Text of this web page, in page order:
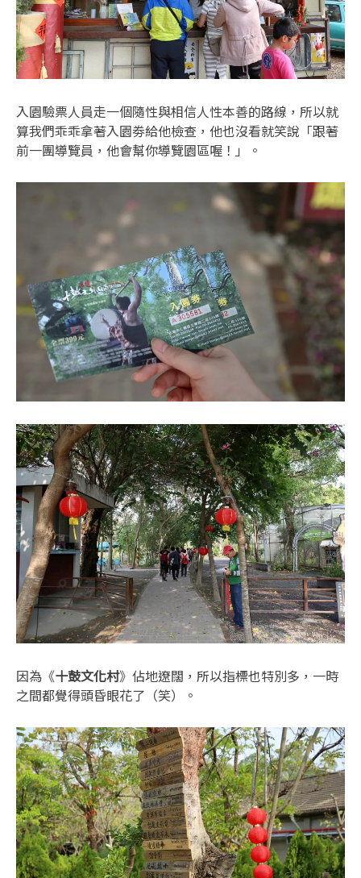
入園驗票人員走一個隨性與相信人性本善的路線，所以就
算我們乖乖拿著入園劵給他檢查，他也沒看就笑說「跟著
前一團導覽員，他會幫你導覽園區喔！」。
因為《十鼓文化村》佔地遼闊，所以指標也特別多，一時
之間都覺得頭昏眼花了（笑）。